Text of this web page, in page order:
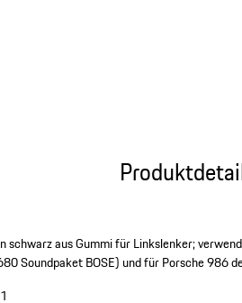
schwarz aus Gummi für Linkslenker;
Soundpaket BOSE) und für Porsche 986